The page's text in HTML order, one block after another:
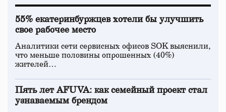
55% екатеринбуржцев хотели бы улучшить
свое рабочее место
Аналитики сети сервисных офисов SOK выяснили,
что меньше половины опрошенных (40%)
жителей…
Пять лет AFUVA: как семейный проект стал
узнаваемым брендом